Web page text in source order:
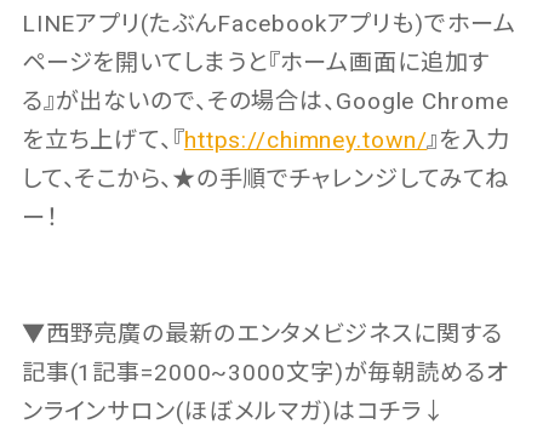
LINEアプリ(たぶんFacebookアプリも)でホーム
ページを開いてしまうと『ホーム画面に追加す
る』が出ないので、その場合は、Google Chrome
を立ち上げて、『https://chimney.town/』を入力
して、そこから、★の手順でチャレンジしてみてね
ー！
▼西野亮廣の最新のエンタメビジネスに関する
記事(1記事=2000~3000文字)が毎朝読めるオ
ンラインサロン(ほぼメルマガ)はコチラ↓